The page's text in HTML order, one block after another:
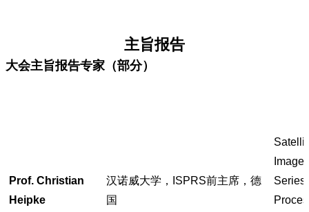
主旨报告
大会主旨报告专家（部分）
Prof. Christian
Heipke
汉诺威大学，ISPRS前主席，德
国
Image
Series